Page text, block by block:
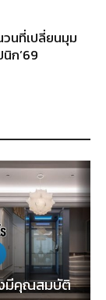
นที่เปลี่ยนมุม
ก’69
งมีคุณสมบัติ